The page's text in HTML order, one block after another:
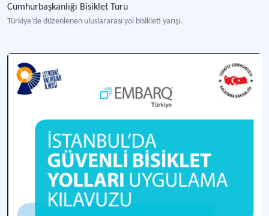
Cumhurbaşkanlığı Bisiklet Turu
Türkiye’de düzenlenen uluslararası yol bisikleti yarışı.
Çoruh Vadisi'nde Bisikletli Yaşam Çalıştayı ve Bisiklet Turu
Türkiye'de düzenlenen ilk Avrupa Hareket Haftası (MoveWeek) etkinliği.
Adalar'da Sürdürülebilir Ulaşım Çalıştayı
Türkiye'nin büyük şehirlerinde bisikletli ulaşımın teşvikine yönelik
Bisikletli ulaşımın yaygınlaştırılması ve çözüm önerileri geliştirilmesini